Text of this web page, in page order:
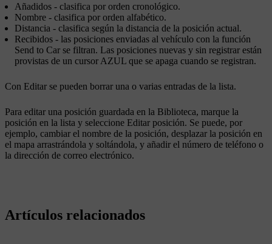
Añadidos - clasifica por orden cronológico.
Nombre - clasifica por orden alfabético.
Distancia - clasifica según la distancia de la posición actual.
Recibidos - las posiciones enviadas al vehículo con la función
Send to Car se filtran. Las posiciones nuevas y sin registrar están
provistas de un cursor AZUL que se apaga cuando se registran.
Con Editar se pueden borrar una o varias entradas de la lista.
Para editar una posición guardada en la Biblioteca, marque la
posición en la lista y seleccione Editar posición. Se puede, por
ejemplo, cambiar el nombre de la posición, desplazar la posición en
el mapa arrastrándola y soltándola, y añadir el número de teléfono o
la dirección de correo electrónico.
Artículos relacionados